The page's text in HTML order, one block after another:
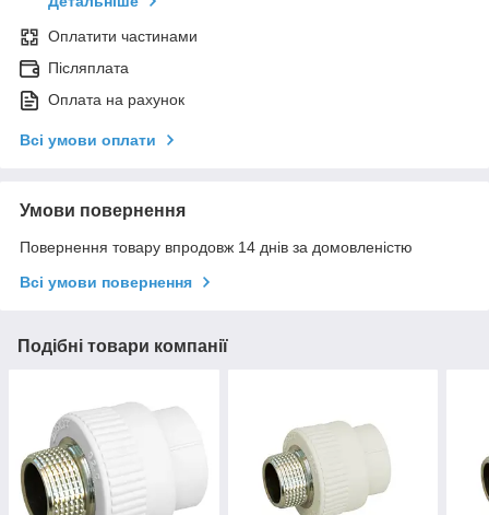
Оплатити частинами
Післяплата
Оплата на рахунок
Всі умови оплати
Умови повернення
Повернення товару впродовж 14 днів за домовленістю
Всі умови повернення
Подібні товари компанії